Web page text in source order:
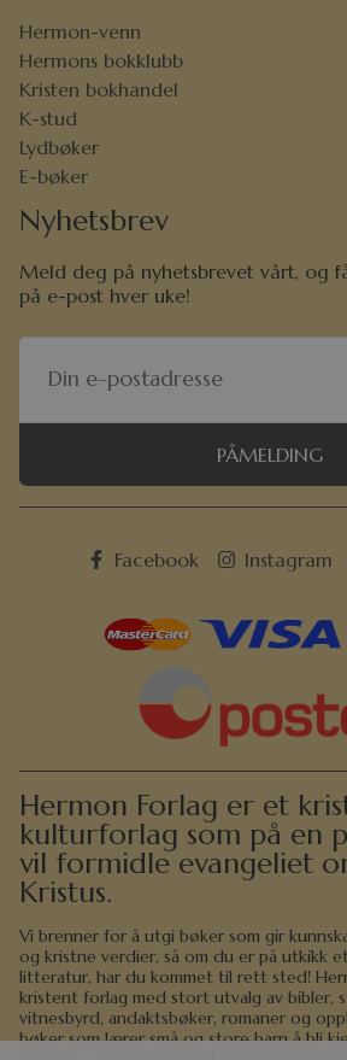
Hermon-venn
Hermons bokklubb
Kristen bokhandel
K-stud
Lydbøker
E-bøker
Nyhetsbrev
Meld deg på nyhetsbrevet vårt, og
på e-post hver uke!
PÅMELDING
Facebook Instagram
Hermon Forlag er et
kulturforlag som på en
vil formidle evangeliet
Kristus.
Vi brenner for å utgi bøker som gir
og kristne verdier, så om du er på utkikk
litteratur, har du kommet til rett sted!
kristent forlag med stort utvalg av bibler,
vitnesbyrd, andaktsbøker, romaner og
bøker som lærer små og store barn å bli